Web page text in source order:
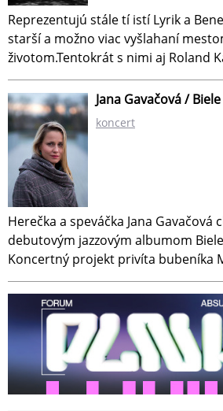
Reprezentujú stále tí istí Lyrik a
starší a možno viac vyšlahaní
životom.Tentokrát s nimi aj Roland
Jana Gavačová /
koncert
Herečka a speváčka Jana Gavačová
debutovým jazzovým albumom
Koncertný projekt privíta bubeníka